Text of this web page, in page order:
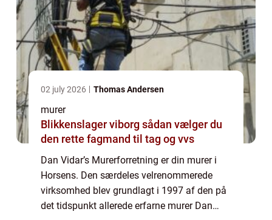
02 july 2026 Thomas Andersen
murer
Blikkenslager viborg sådan vælger du
den rette fagmand til tag og vvs
Dan Vidar’s Murerforretning er din murer i
Horsens. Den særdeles velrenommerede
virksomhed blev grundlagt i 1997 af den på
det tidspunkt allerede erfarne murer Dan